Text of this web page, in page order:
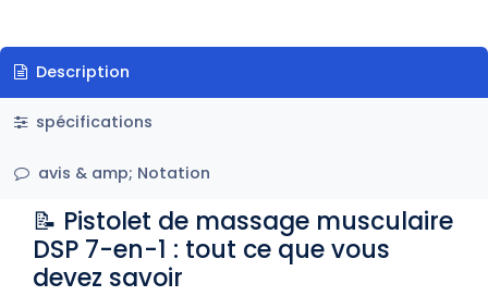
Description
spécifications
avis & amp; Notation
📝 Pistolet de massage musculaire
DSP 7-en-1 : tout ce que vous
devez savoir